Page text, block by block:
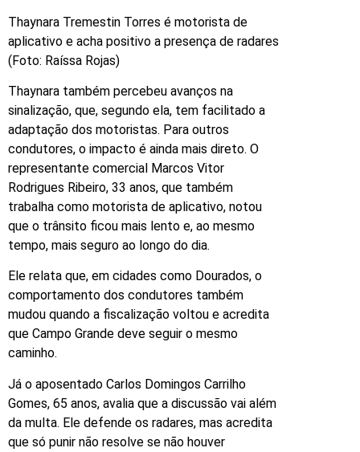
Thaynara Tremestin Torres é motorista de
aplicativo e acha positivo a presença de radares
(Foto: Raíssa Rojas)
Thaynara também percebeu avanços na
sinalização, que, segundo ela, tem facilitado a
adaptação dos motoristas. Para outros
condutores, o impacto é ainda mais direto. O
representante comercial Marcos Vitor
Rodrigues Ribeiro, 33 anos, que também
trabalha como motorista de aplicativo, notou
que o trânsito ficou mais lento e, ao mesmo
tempo, mais seguro ao longo do dia.
Ele relata que, em cidades como Dourados, o
comportamento dos condutores também
mudou quando a fiscalização voltou e acredita
que Campo Grande deve seguir o mesmo
caminho.
Já o aposentado Carlos Domingos Carrilho
Gomes, 65 anos, avalia que a discussão vai além
da multa. Ele defende os radares, mas acredita
que só punir não resolve se não houver